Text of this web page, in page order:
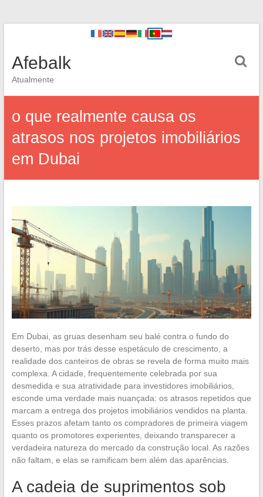
Afebalk
Atualmente
o que realmente causa os
atrasos nos projetos imobiliários
em Dubai
Em Dubai, as gruas desenham seu balé contra o fundo do
deserto, mas por trás desse espetáculo de crescimento, a
realidade dos canteiros de obras se revela de forma muito mais
complexa. A cidade, frequentemente celebrada por sua
desmedida e sua atratividade para investidores imobiliários,
esconde uma verdade mais nuançada: os atrasos repetidos que
marcam a entrega dos projetos imobiliários vendidos na planta.
Esses prazos afetam tanto os compradores de primeira viagem
quanto os promotores experientes, deixando transparecer a
verdadeira natureza do mercado da construção local. As razões
não faltam, e elas se ramificam bem além das aparências.
A cadeia de suprimentos sob